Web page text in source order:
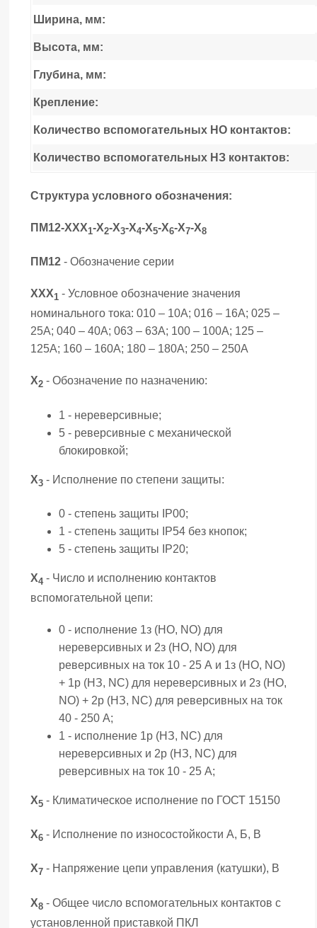
Ширина, мм:
Высота, мм:
Глубина, мм:
Крепление:
Количество вспомогательных НО контактов:
Количество вспомогательных НЗ контактов:
Структура условного обозначения:
ПМ12-ХХХ1-Х2-Х3-Х4-Х5-Х6-Х7-Х8
ПМ12 - Обозначение серии
ХХХ1 - Условное обозначение значения
номинального тока: 010 – 10А; 016 – 16А; 025 –
25А; 040 – 40А; 063 – 63А; 100 – 100А; 125 –
125А; 160 – 160А; 180 – 180А; 250 – 250А
Х2 - Обозначение по назначению:
1 - нереверсивные;
5 - реверсивные с механической
блокировкой;
Х3 - Исполнение по степени защиты:
0 - степень защиты IP00;
1 - степень защиты IP54 без кнопок;
5 - степень защиты IP20;
Х4 - Число и исполнению контактов
вспомогательной цепи:
0 - исполнение 1з (НО, NO) для
нереверсивных и 2з (НО, NO) для
реверсивных на ток 10 - 25 А и 1з (НО, NO)
+ 1р (НЗ, NC) для нереверсивных и 2з (НО,
NO) + 2р (НЗ, NC) для реверсивных на ток
40 - 250 А;
1 - исполнение 1р (НЗ, NC) для
нереверсивных и 2р (НЗ, NC) для
реверсивных на ток 10 - 25 А;
Х5 - Климатическое исполнение по ГОСТ 15150
Х6 - Исполнение по износостойкости А, Б, В
Х7 - Напряжение цепи управления (катушки), В
Х8 - Общее число вспомогательных контактов с
установленной приставкой ПКЛ